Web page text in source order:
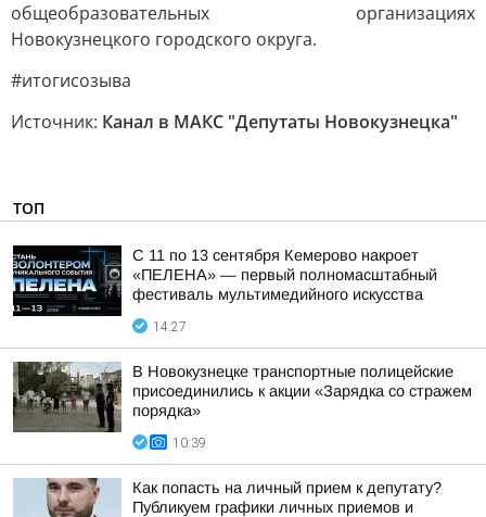
общеобразовательных организациях
Новокузнецкого городского округа.
#итогисозыва
Источник: Канал в МАКС "Депутаты Новокузнецка"
ТОП
С 11 по 13 сентября Кемерово накроет
«ПЕЛЕНА» — первый полномасштабный
фестиваль мультимедийного искусства
14:27
В Новокузнецке транспортные полицейские
присоединились к акции «Зарядка со стражем
порядка»
10:39
Как попасть на личный прием к депутату?
Публикуем графики личных приемов и